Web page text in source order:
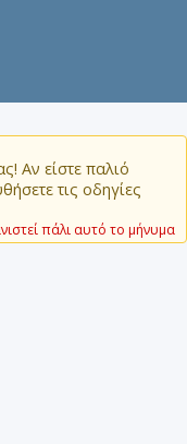
Αν είστε παλιό
τις οδηγίες
πάλι αυτό το μήνυμα